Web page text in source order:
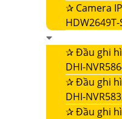
✰ Camera
HDW2649T-
✰Đầu ghi
DHI-
✰Đầu ghi
DHI-
✰Đầu ghi